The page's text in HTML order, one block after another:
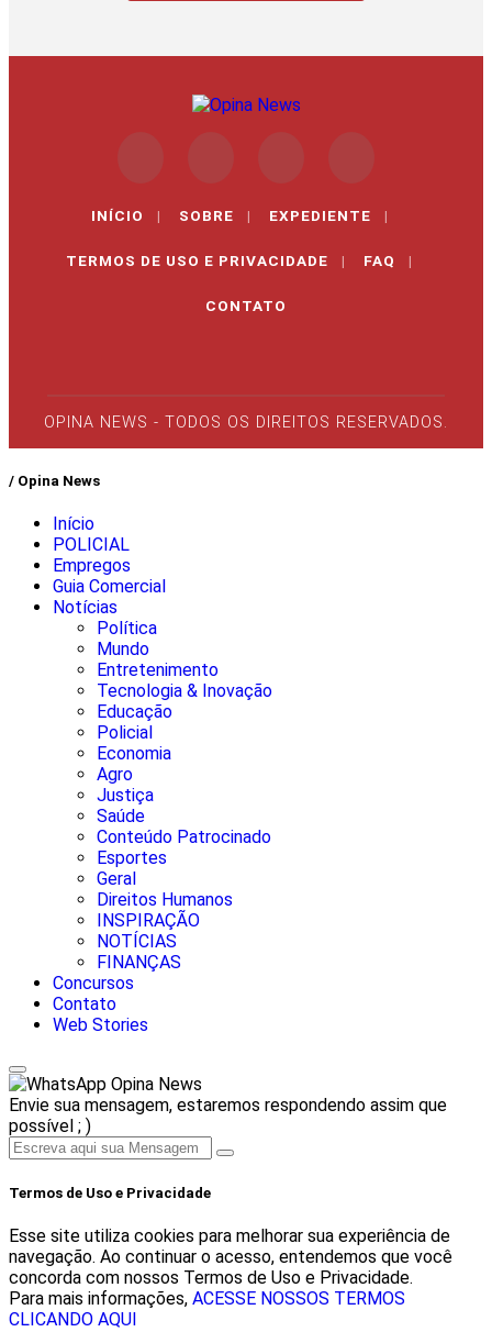
INÍCIO | SOBRE | EXPEDIENTE |
TERMOS DE USO E PRIVACIDADE | FAQ |
CONTATO
OPINA NEWS - TODOS OS DIREITOS RESERVADOS.
/ Opina News
Início
POLICIAL
Empregos
Guia Comercial
Notícias
Política
Mundo
Entretenimento
Tecnologia & Inovação
Educação
Policial
Economia
Agro
Justiça
Saúde
Conteúdo Patrocinado
Esportes
Geral
Direitos Humanos
INSPIRAÇÃO
NOTÍCIAS
FINANÇAS
Concursos
Contato
Web Stories
Opina News
Envie sua mensagem, estaremos respondendo assim que
possível ; )
Termos de Uso e Privacidade
Esse site utiliza cookies para melhorar sua experiência de
navegação. Ao continuar o acesso, entendemos que você
concorda com nossos Termos de Uso e Privacidade.
Para mais informações, ACESSE NOSSOS TERMOS
CLICANDO AQUI